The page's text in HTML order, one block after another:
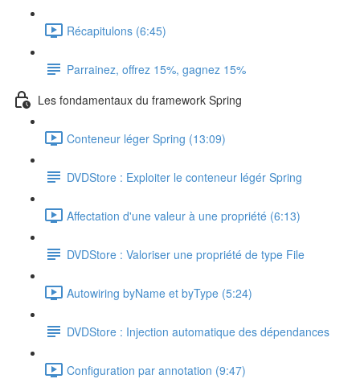
Récapitulons (6:45)
Parrainez, offrez 15%, gagnez 15%
Les fondamentaux du framework Spring
Conteneur léger Spring (13:09)
DVDStore : Exploiter le conteneur légér Spring
Affectation d'une valeur à une propriété (6:13)
DVDStore : Valoriser une propriété de type File
Autowiring byName et byType (5:24)
DVDStore : Injection automatique des dépendances
Configuration par annotation (9:47)